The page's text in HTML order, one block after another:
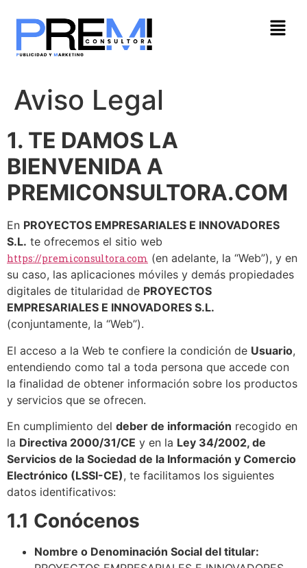
Aviso Legal
1. TE DAMOS LA
BIENVENIDA A
PREMICONSULTORA.COM
En PROYECTOS EMPRESARIALES E INNOVADORES
S.L. te ofrecemos el sitio web
https://premiconsultora.com (en adelante, la “Web”), y en
su caso, las aplicaciones móviles y demás propiedades
digitales de titularidad de PROYECTOS
EMPRESARIALES E INNOVADORES S.L.
(conjuntamente, la “Web”).
El acceso a la Web te confiere la condición de Usuario,
entendiendo como tal a toda persona que accede con
la finalidad de obtener información sobre los productos
y servicios que se ofrecen.
En cumplimiento del deber de información recogido en
la Directiva 2000/31/CE y en la Ley 34/2002, de
Servicios de la Sociedad de la Información y Comercio
Electrónico (LSSI-CE), te facilitamos los siguientes
datos identificativos:
1.1 Conócenos
Nombre o Denominación Social del titular: